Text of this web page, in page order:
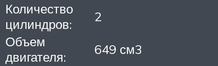
Количество
цилиндров:
2
Объем
двигателя:
649 см3